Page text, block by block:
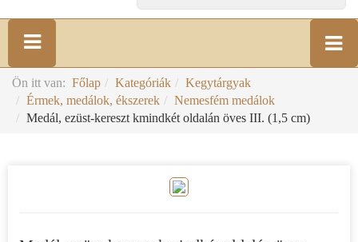
Ön itt van: Főlap Kategóriák
Kegytárgyak
Érmek, medálok, ékszerek
Nemesfém medálok
Medál, ezüst-kereszt kmindkét oldalán öves III. (1,5 cm)